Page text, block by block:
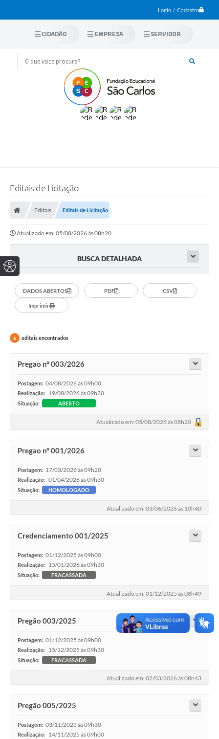
Login / Cadastro
CIDADÃO EMPRESA SERVIDOR
Editais de Licitação
Editais Editais de Licitação
Atualizado em: 05/08/2026 às 08h20
BUSCA DETALHADA
DADOS ABERTOS PDF CSV
Imprimir
6 editais encontrados
Pregao nº 003/2026
Postagem: 04/08/2026 às 09h00
Realização: 19/08/2026 às 09h30
Situação: ABERTO
Atualizado em: 05/08/2026 às 08h20
Pregao nº 001/2026
Postagem: 17/03/2026 às 09h20
Realização: 01/04/2026 às 09h30
Situação: HOMOLOGADO
Atualizado em: 03/06/2026 às 10h40
Credenciamento 001/2025
Postagem: 01/12/2025 às 09h00
Realização: 15/01/2026 às 09h30
Situação: FRACASSADA
Atualizado em: 01/12/2025 às 08h49
Pregão 003/2025
Postagem: 01/12/2025 às 09h00
Realização: 15/12/2025 às 09h30
Situação: FRACASSADA
Atualizado em: 02/03/2026 às 08h43
Pregão 005/2025
Postagem: 03/11/2025 às 09h30
Realização: 14/11/2025 às 09h00